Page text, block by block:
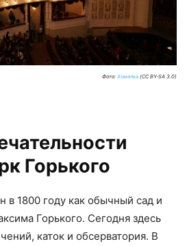
Фото: Хомелка (CC BY-SA 3.0)
Горького
в 1800 году как обычный сад и
Горького. Сегодня здесь
каток и обсерватория. В